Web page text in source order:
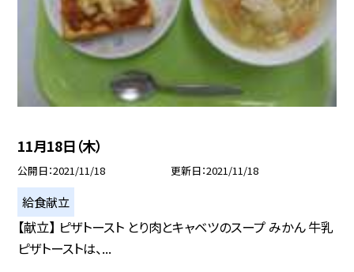
11月18日（木）
公開日 2021/11/18 更新日 2021/11/18
給食献立
【献立】 ピザトースト とり肉とキャベツのスープ みかん 牛乳
ピザトーストは、...